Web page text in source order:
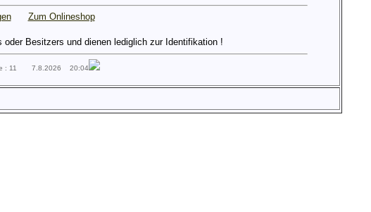
Zum Onlineshop
oder Besitzers und dienen lediglich zur Identifikation !
: 11 7.8.2026 20:04